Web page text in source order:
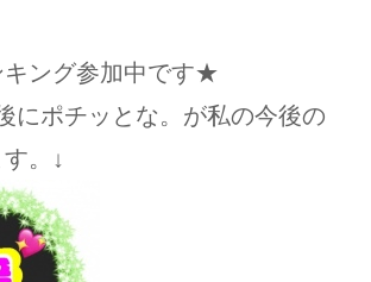
ング参加中です★
にポチッとな。が私の今後の
。↓